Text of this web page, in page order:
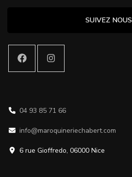
SUIVEZ NOUS
04 93 85 71 66
info@maroquineriechabert.com
6 rue Gioffredo, 06000 Nice